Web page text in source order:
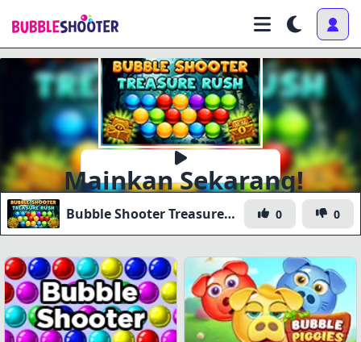
Mainkan Sekarang!
Bubble Shooter Treasure Rush 0 0